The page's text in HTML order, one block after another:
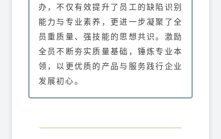
办，不仅有效提升了员工的缺陷识别
能力与专业素养，更进一步凝聚了全
员重质量、强技能的思想共识。激励
全员不断夯实质量基础，锤炼专业本
领，以更优质的产品与服务践行企业
发展初心。